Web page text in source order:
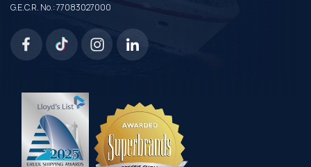
G.E.C.R. No.: 77083027000